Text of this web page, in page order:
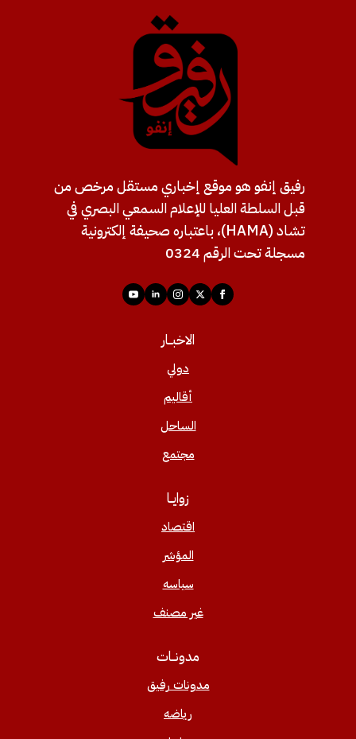
رفيق إنفو هو موقع إخباري مستقل مرخص من
قبل السلطة العليا للإعلام السمعي البصري في
تشاد (HAMA)، باعتباره صحيفة إلكترونية
مسجلة تحت الرقم 0324
الاخبــار
دولي
أقاليم
الساحل
مجتمع
زوايــا
اقتصاد
المؤشر
سياسه
غير مصنف
مدونــات
مدونات رفيق
رياضه